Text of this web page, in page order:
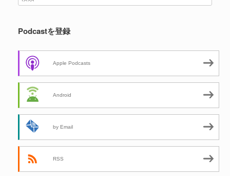
Podcastを登録
Apple Podcasts
Android
by Email
RSS